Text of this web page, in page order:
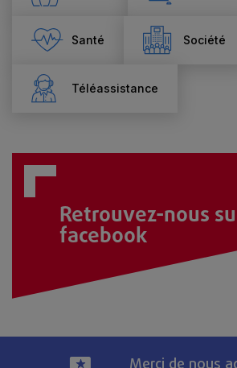
Santé Société
Téléassistance
Retrouvez-nous
facebook